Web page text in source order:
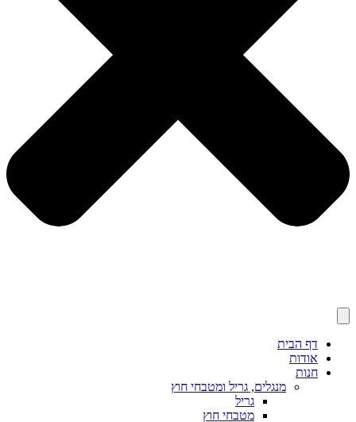
דף הבית
אודות
חנות
מנגלים, גריל ומטבחי חוץ
גריל
מטבחי חוץ